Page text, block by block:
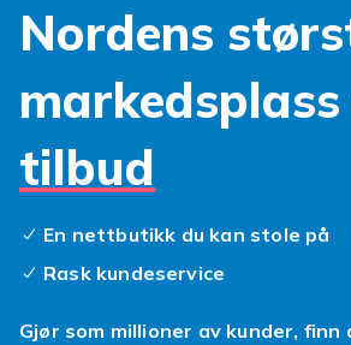
Nordens
tilbud
En nettbutikk du kan stole på
Rask kundeservice
Gjør som millioner av kunder, finn